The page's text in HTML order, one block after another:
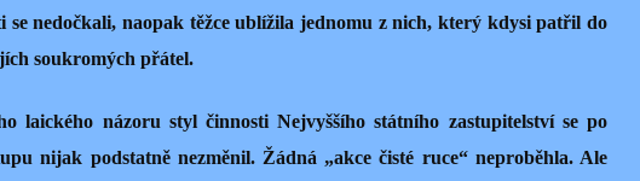
se nedočkali, naopak těžce ublížila jednomu z nich, který kdysi patřil do
soukromých přátel.
laického názoru styl činnosti Nejvyššího státního zastupitelství se po
nijak podstatně nezměnil. Žádná „akce čisté ruce“ neproběhla. Ale